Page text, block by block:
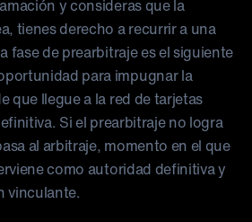
y consideras que la
tienes derecho a recurrir a una
fase de prearbitraje es el siguiente
para impugnar la
que llegue a la red de tarjetas
Si el prearbitraje no logra
al arbitraje, momento en el que
como autoridad definitiva y
vinculante.